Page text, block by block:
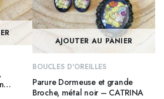
AJOUTER AU PANIER
BOUCLES D'OREILLES
Parure Dormeuse et grande
Broche, métal noir – CATRINA